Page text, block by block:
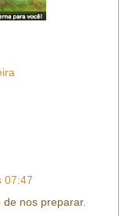
07:47
nos preparar.